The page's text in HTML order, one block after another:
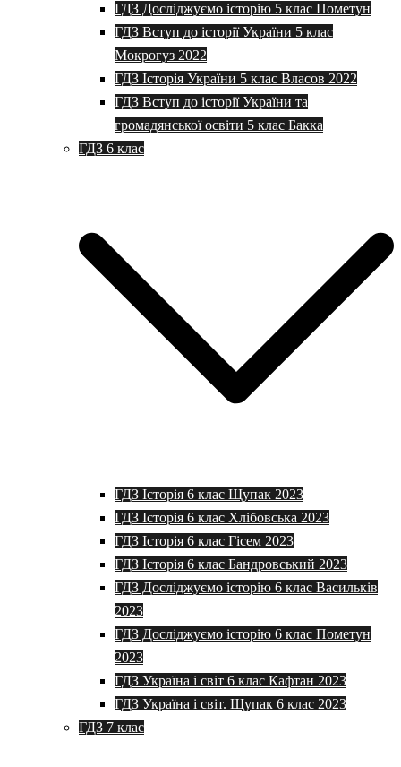
ГДЗ Досліджуємо історію 5 клас Пометун
ГДЗ Вступ до історії України 5 клас
Мокрогуз 2022
ГДЗ Історія України 5 клас Власов 2022
ГДЗ Вступ до історії України та
громадянської освіти 5 клас Бакка
ГДЗ 6 клас
ГДЗ Історія 6 клас Щупак 2023
ГДЗ Історія 6 клас Хлібовська 2023
ГДЗ Історія 6 клас Гісем 2023
ГДЗ Історія 6 клас Бандровський 2023
ГДЗ Досліджуємо історію 6 клас Васильків
2023
ГДЗ Досліджуємо історію 6 клас Пометун
2023
ГДЗ Україна і світ 6 клас Кафтан 2023
ГДЗ Україна і світ. Щупак 6 клас 2023
ГДЗ 7 клас